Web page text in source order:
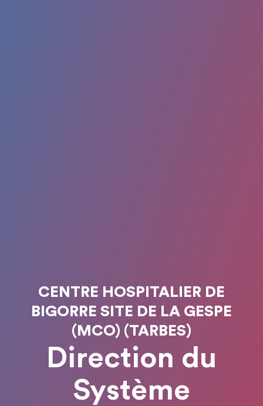
CENTRE HOSPITALIER DE
BIGORRE SITE DE LA GESPE
(MCO) (TARBES)
Direction du
Système